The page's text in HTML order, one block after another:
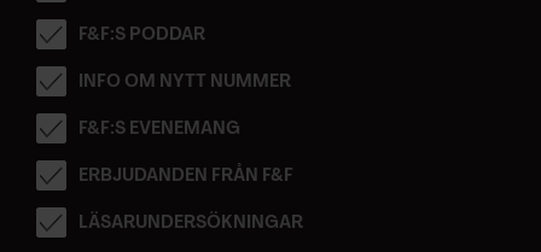
F&F:S PODDAR
INFO OM NYTT NUMMER
F&F:S EVENEMANG
ERBJUDANDEN FRÅN F&F
LÄSARUNDERSÖKNINGAR